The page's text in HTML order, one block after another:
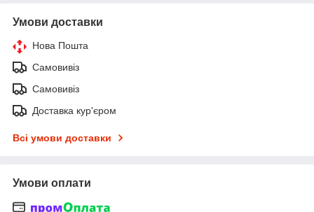
Умови доставки
Нова Пошта
Самовивіз
Самовивіз
Доставка кур'єром
Всі умови доставки
Умови оплати